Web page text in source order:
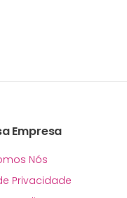
Empresa
Nós
Privacidade